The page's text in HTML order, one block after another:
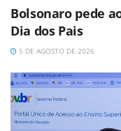
Bolsonaro pede
Dia dos Pais
5 DE AGOSTO DE 2026